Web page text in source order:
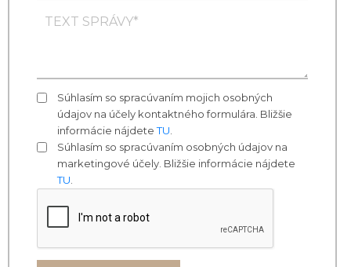
Súhlasím so spracúvaním mojich osobných
údajov na účely kontaktného formulára. Bližšie
informácie nájdeteTU
Súhlasím so spracúvaním osobných údajov na
marketingové účely. Bližšie informácie nájdete
TU